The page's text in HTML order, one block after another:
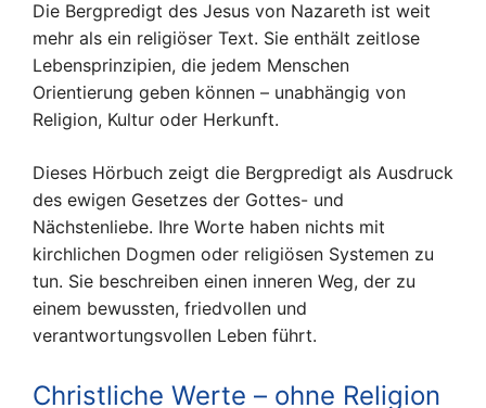
Die Bergpredigt des Jesus von Nazareth ist weit
mehr als ein religiöser Text. Sie enthält zeitlose
Lebensprinzipien, die jedem Menschen
Orientierung geben können – unabhängig von
Religion, Kultur oder Herkunft.
Dieses Hörbuch zeigt die Bergpredigt als Ausdruck
des ewigen Gesetzes der Gottes- und
Nächstenliebe. Ihre Worte haben nichts mit
kirchlichen Dogmen oder religiösen Systemen zu
tun. Sie beschreiben einen inneren Weg, der zu
einem bewussten, friedvollen und
verantwortungsvollen Leben führt.
Christliche Werte – ohne Religion